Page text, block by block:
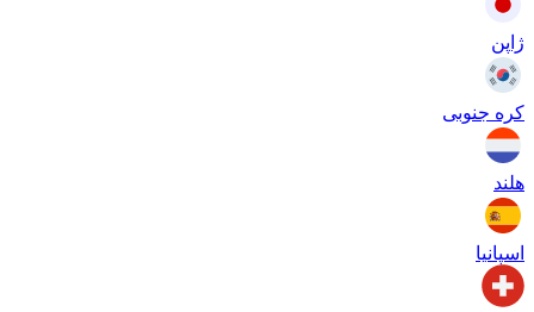
ژاپن
کره جنوبی
هلند
اسپانیا